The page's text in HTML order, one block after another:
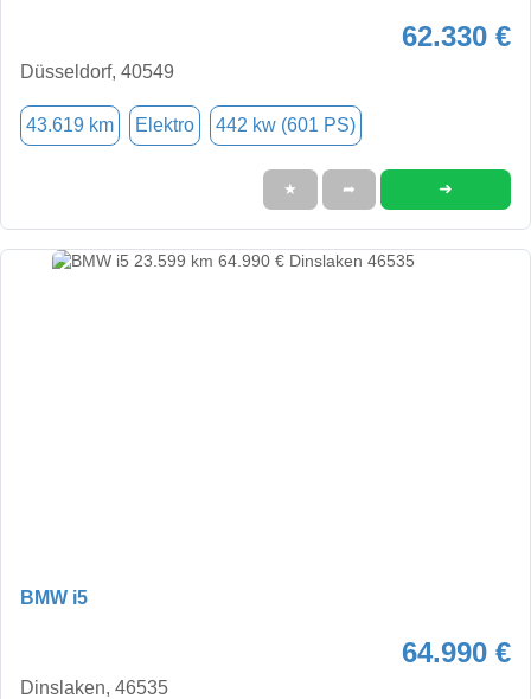
62.330 €
Düsseldorf, 40549
43.619 km Elektro 442 kw (601 PS)
★ ➦ ➜
BMW i5
64.990 €
Dinslaken, 46535